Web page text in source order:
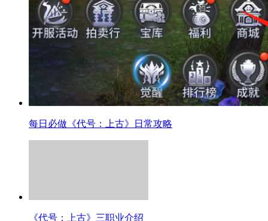
每日必做《代号：上古》日常攻略
《代号：上古》三职业介绍